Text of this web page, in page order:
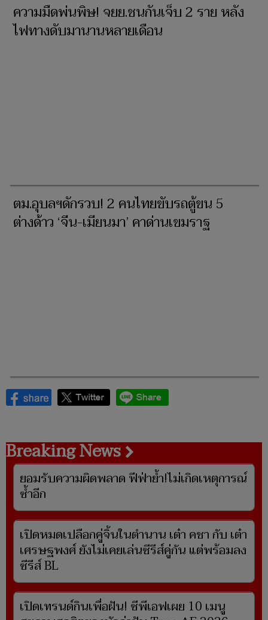
ความมืดพ่นพิษ! จยย.ชนกันเจ็บ 2 ราย หลัง
ไฟทางดับมานานหลายเดือน
ตม.อุบลฯดักรวบ! 2 คนไทยขับรถตู้ขน 5
ต่างด้าว ‘จีน-เมียนมา’ คาด่านเขมราฐ
Breaking News
ยอมรับความผิดพลาด ฟีฟ่าย้ำ!ไม่เกิดเหตุการณ์
ซ้ำอีก
เปิดหมดเปลือกคู่จิ้นในตำนาน เต๋า คชา กับ เต๋า
เศรษฐพงศ์ ยังไม่เคยเล่นซีรีส์คู่กัน แต่พร้อมลง
ซีรีส์ BL
เปิดเทรนด์กินเพื่อฝัน! ซีพีเอฟเผย 10 เมนู